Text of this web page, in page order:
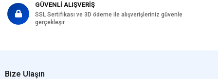
GÜVENLİ ALIŞVERİŞ
SSL Sertifikası ve 3D ödeme ile alışverişleriniz güvenle
gerçekleşir.
Bize Ulaşın